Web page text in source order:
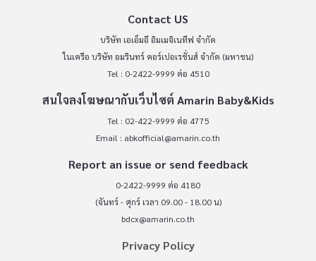
Contact US
บริษัท เอเอ็มอี อิมเมจิเนทีฟ จำกัด
ในเครือ บริษัท อมรินทร์ คอร์เปอเรชั่นส์ จำกัด (มหาชน)
Tel : 0-2422-9999 ต่อ 4510
สนใจลงโฆษณากับเว็บไซต์ Amarin Baby&Kids
Tel : 02-422-9999 ต่อ 4775
Email : abkofficial@amarin.co.th
Report an issue or send feedback
0-2422-9999 ต่อ 4180
(จันทร์ - ศุกร์ เวลา 09.00 - 18.00 น)
bdcx@amarin.co.th
Privacy Policy